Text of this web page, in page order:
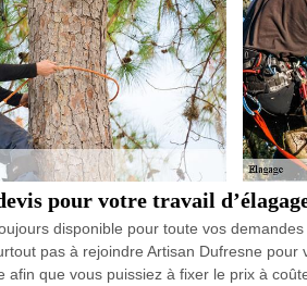
pour votre travail
disponible pour toute vos
pas à rejoindre Artisan Dufresne
afin que vous puissiez à fixer le prix à